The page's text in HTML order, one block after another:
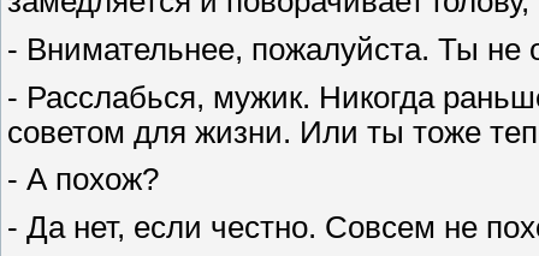
- Внимательнее, пожалуйста. Ты не
- Расслабься, мужик. Никогда
советом для жизни. Или ты тоже
- А похож?
- Да нет, если честно. Совсем не